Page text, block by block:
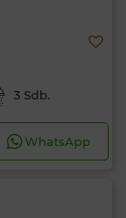
3 Sdb.
WhatsApp